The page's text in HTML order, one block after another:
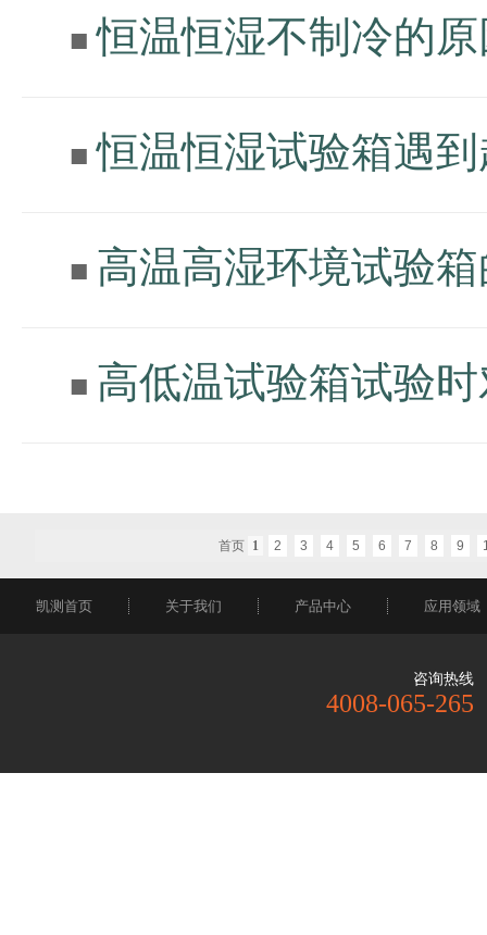
■恒温恒湿不制冷的
■恒温恒湿试验箱遇
■ 高温高湿环境试验
■ 高低温试验箱试验
首页 1 2 3 4 5 6 7 8 9
凯测首页 关于我们 产品中心 应用领域
咨询热线
4008-065-265